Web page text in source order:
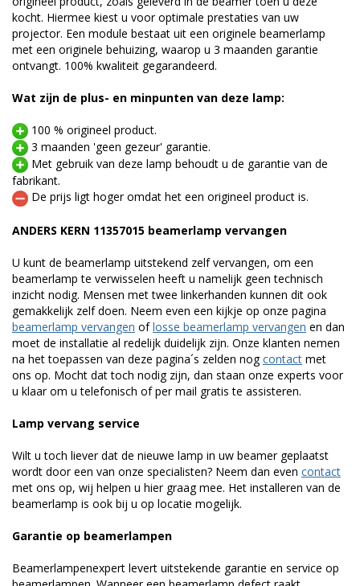
kocht. Hiermee kiest u voor optimale prestaties van uw
projector. Een module bestaat uit een originele beamerlamp
met een originele behuizing, waarop u 3 maanden garantie
ontvangt. 100% kwaliteit gegarandeerd.
Wat zijn de plus- en minpunten van deze lamp:
100 % origineel product.
3 maanden 'geen gezeur' garantie.
Met gebruik van deze lamp behoudt u de garantie van de
fabrikant.
De prijs ligt hoger omdat het een origineel product is.
ANDERS KERN 11357015 beamerlamp vervangen
U kunt de beamerlamp uitstekend zelf vervangen, om een
beamerlamp te verwisselen heeft u namelijk geen technisch
inzicht nodig. Mensen met twee linkerhanden kunnen dit ook
gemakkelijk zelf doen. Neem even een kijkje op onze pagina
beamerlamp vervangen oflosse beamerlamp vervangen en dan
moet de installatie al redelijk duidelijk zijn. Onze klanten nemen
na het toepassen van deze pagina´s zelden nogcontact met
ons op. Mocht dat toch nodig zijn, dan staan onze experts voor
u klaar om u telefonisch of per mail gratis te assisteren.
Lamp vervang service
Wilt u toch liever dat de nieuwe lamp in uw beamer geplaatst
wordt door een van onze specialisten? Neem dan even contact
met ons op, wij helpen u hier graag mee. Het installeren van de
beamerlamp is ook bij u op locatie mogelijk.
Garantie op beamerlampen
Beamerlampenexpert levert uitstekende garantie en service op